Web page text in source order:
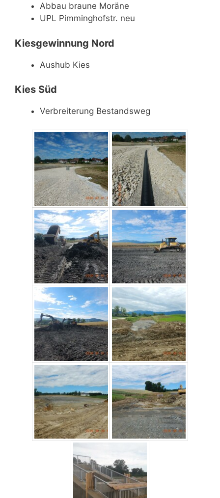
Abbau braune Moräne
UPL Pimminghofstr. neu
Kiesgewinnung Nord
Aushub Kies
Kies Süd
Verbreiterung Bestandsweg